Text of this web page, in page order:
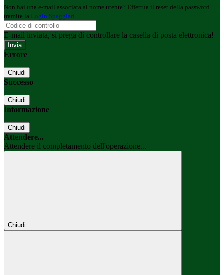
Non hai una e-mail associata al nome utente? Effettua il reset della password
tramite la Login Spaggiari
E-mail inviata, si prega di controllare la casella di posta elettronica!
Errore
Chiudi
Successo
Chiudi
Informazione
Chiudi
Attendere...
Attendere il completamento dell'operazione...
Chiudi